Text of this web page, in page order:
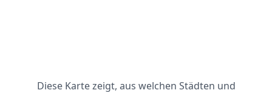
Diese Karte zeigt, aus welchen Städten und